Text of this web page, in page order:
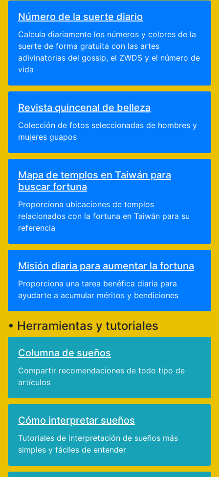
Número de la suerte diario
Calcula diariamente los números y colores de la
suerte de forma gratuita con las artes
adivinatorias del gossip, el ZWDS y el número de
vida
Revista quincenal de belleza
Colección de fotos seleccionadas de hombres y
mujeres guapos
Mapa de templos en Taiwán para
buscar fortuna
Proporciona ubicaciones de templos
relacionados con la fortuna en Taiwán para su
referencia
Misión diaria para aumentar la fortuna
Proporciona una tarea benéfica diaria para
ayudarte a acumular méritos y bendiciones
• Herramientas y tutoriales
Columna de sueños
Compartir recomendaciones de todo tipo de
artículos
Cómo interpretar sueños
Tutoriales de interpretación de sueños más
simples y fáciles de entender